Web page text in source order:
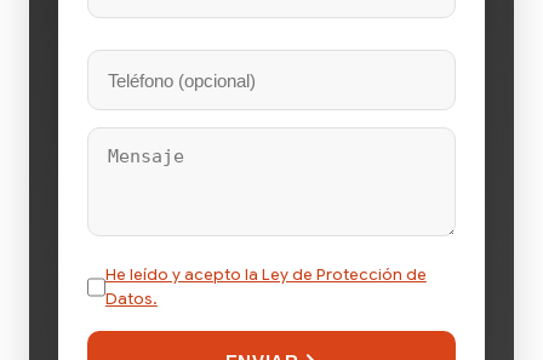
He leído y acepto la Ley de Protección de
Datos.